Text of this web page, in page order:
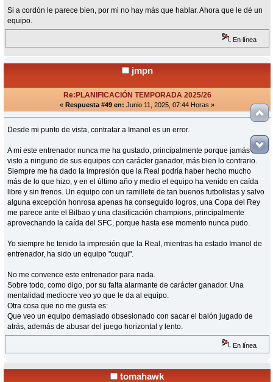
Si a cordón le parece bien, por mi no hay más que hablar. Ahora que le dé un
equipo.
En línea
jmpn
Re:PLANIFICACIÓN TEMPORADA 2025/26
« Respuesta #49 en: Junio 11, 2025, 07:44 Horas »
Desde mi punto de vista, contratar a Imanol es un error.
A mí este entrenador nunca me ha gustado, principalmente porque jamás he
visto a ninguno de sus equipos con carácter ganador, más bien lo contrario.
Siempre me ha dado la impresión que la Real podría haber hecho mucho
más de lo que hizo, y en el último año y medio el equipo ha venido en caída
libre y sin frenos. Un equipo con un ramillete de tan buenos futbolistas y salvo
alguna excepción honrosa apenas ha conseguido logros, una Copa del Rey
me parece ante el Bilbao y una clasificación champions, principalmente
aprovechando la caída del SFC, porque hasta ese momento nunca pudo.
Yo siempre he tenido la impresión que la Real, mientras ha estado Imanol de
entrenador, ha sido un equipo "cuqui".
No me convence este entrenador para nada.
Sobre todo, como digo, por su falta alarmante de carácter ganador. Una
mentalidad mediocre veo yo que le da al equipo.
Otra cosa que no me gusta es:
Que veo un equipo demasiado obsesionado con sacar el balón jugado de
atrás, además de abusar del juego horizontal y lento.
En línea
tomahawk